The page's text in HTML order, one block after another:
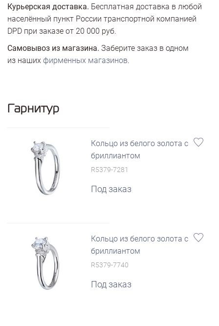
Курьерская доставка. Бесплатная доставка в любой
населённый пункт России транспортной компанией
DPD при заказе от 20 000 руб.
Самовывоз из магазина. Заберите заказ в одном
из наших фирменных магазинов.
Гарнитур
Кольцо из белого золота с
бриллиантом
R5379-7281
Под заказ
Кольцо из белого золота с
бриллиантом
R5379-7740
Под заказ